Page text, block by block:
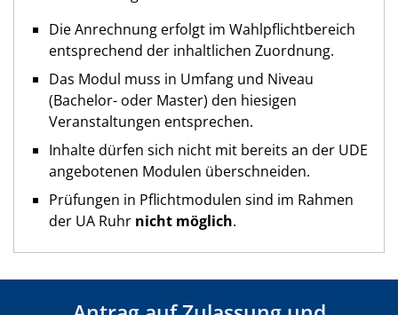
Die Anrechnung erfolgt im Wahlpflichtbereich
entsprechend der inhaltlichen Zuordnung.
Das Modul muss in Umfang und Niveau
(Bachelor- oder Master) den hiesigen
Veranstaltungen entsprechen.
Inhalte dürfen sich nicht mit bereits an der UDE
angebotenen Modulen überschneiden.
Prüfungen in Pflichtmodulen sind im Rahmen
der UA Ruhr nicht möglich.